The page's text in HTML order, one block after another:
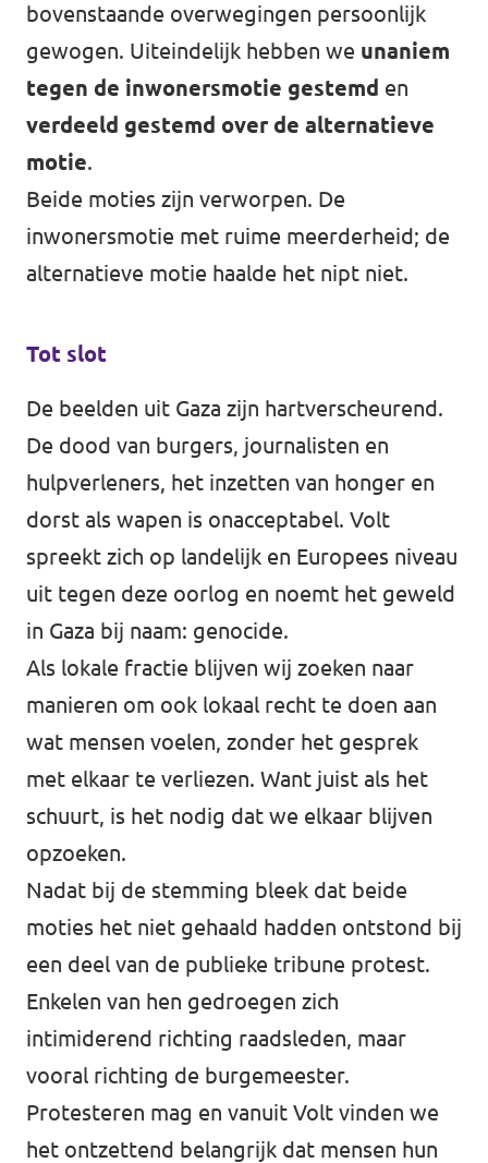
bovenstaande overwegingen persoonlijk
gewogen. Uiteindelijk hebben we unaniem
tegen de inwonersmotie gestemd en
verdeeld gestemd over de alternatieve
motie.
Beide moties zijn verworpen. De
inwonersmotie met ruime meerderheid; de
alternatieve motie haalde het nipt niet.
Tot slot
De beelden uit Gaza zijn hartverscheurend.
De dood van burgers, journalisten en
hulpverleners, het inzetten van honger en
dorst als wapen is onacceptabel. Volt
spreekt zich op landelijk en Europees niveau
uit tegen deze oorlog en noemt het geweld
in Gaza bij naam: genocide.
Als lokale fractie blijven wij zoeken naar
manieren om ook lokaal recht te doen aan
wat mensen voelen, zonder het gesprek
met elkaar te verliezen. Want juist als het
schuurt, is het nodig dat we elkaar blijven
opzoeken.
Nadat bij de stemming bleek dat beide
moties het niet gehaald hadden ontstond bij
een deel van de publieke tribune protest.
Enkelen van hen gedroegen zich
intimiderend richting raadsleden, maar
vooral richting de burgemeester.
Protesteren mag en vanuit Volt vinden we
het ontzettend belangrijk dat mensen hun